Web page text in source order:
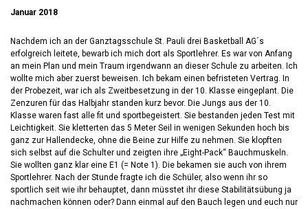
Januar 2018
Nachdem ich an der Ganztagsschule St. Pauli drei Basketball AG´s
erfolgreich leitete, bewarb ich mich dort als Sportlehrer. Es war von Anfang
an mein Plan und mein Traum irgendwann an dieser Schule zu arbeiten. Ich
wollte mich aber zuerst beweisen. Ich bekam einen befristeten Vertrag. In
der Probezeit, war ich als Zweitbesetzung in der 10. Klasse eingeplant. Die
Zenzuren für das Halbjahr standen kurz bevor. Die Jungs aus der 10.
Klasse waren fast alle fit und sportbegeistert. Sie bestanden jeden Test mit
Leichtigkeit. Sie kletterten das 5 Meter Seil in wenigen Sekunden hoch bis
ganz zur Hallendecke, ohne die Beine zur Hilfe zu nehmen. Sie klopften
sich selbst auf die Schulter und zeigten ihre „Eight-Pack“ Bauchmuskeln.
Sie wollten ganz klar eine E1 (= Note 1). Die bekamen sie auch von ihrem
Sportlehrer. Nach der Stunde fragte ich die Schüler, also wenn ihr so
sportlich seit wie ihr behauptet, dann müsstet ihr diese Stabilitätsübung ja
nachmachen können oder? Dann einmal auf den Bauch legen und euch nur